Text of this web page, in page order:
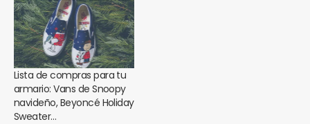
Lista de compras para tu
armario: Vans de Snoopy
navideño, Beyoncé Holiday
Sweater…